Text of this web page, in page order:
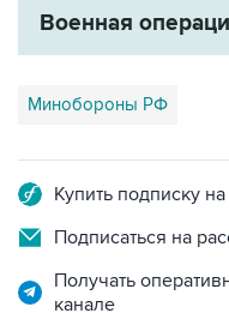
Минобороны РФ
Подписаться на
Получать